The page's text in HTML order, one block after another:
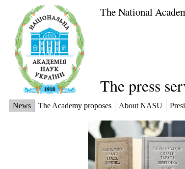
The National
The press
News The Academy proposes About NASU